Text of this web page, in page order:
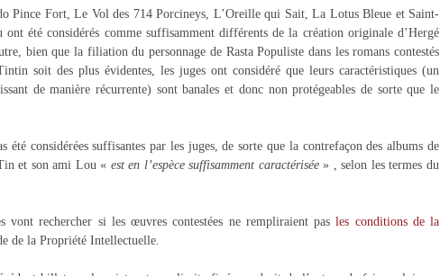
Pince Fort, Le Vol des 714 Porcineys, L’Oreille qui Sait, La Lotus Bleue et Saint-
été considérés comme suffisamment différents de la création originale d’Hergé
bien que la filiation du personnage de Rasta Populiste dans les romans contestés
soit des plus évidentes, les juges ont considéré que leurs caractéristiques (un
de manière récurrente) sont banales et donc non protégeables de sorte que le
été considérées suffisantes par les juges, de sorte que la contrefaçon des albums de
et son ami Lou « est en l’espèce suffisamment caractérisée» , selon les termes du
vont rechercher si les œuvres contestées ne rempliraient pas les conditions de la
de la Propriété Intellectuelle.